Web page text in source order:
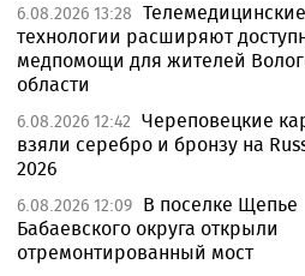
6.08.2026 13:28 Телемедицинские
технологии расширяют
медпомощи для жителей
области
6.08.2026 12:42 Череповецкие
взяли серебро и бронзу на
2026
6.08.2026 12:09 В поселке Щепье
Бабаевского округа открыли
отремонтированный мост